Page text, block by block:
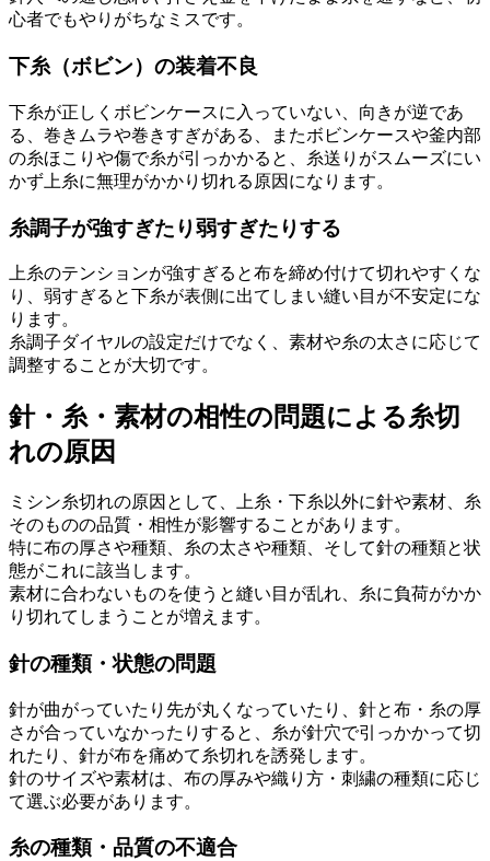
心者でもやりがちなミスです。
下糸（ボビン）の装着不良
下糸が正しくボビンケースに入っていない、向きが逆であ
る、巻きムラや巻きすぎがある、またボビンケースや釜内部
の糸ほこりや傷で糸が引っかかると、糸送りがスムーズにい
かず上糸に無理がかかり切れる原因になります。
糸調子が強すぎたり弱すぎたりする
上糸のテンションが強すぎると布を締め付けて切れやすくな
り、弱すぎると下糸が表側に出てしまい縫い目が不安定にな
ります。
糸調子ダイヤルの設定だけでなく、素材や糸の太さに応じて
調整することが大切です。
針・糸・素材の相性の問題による糸切
れの原因
ミシン糸切れの原因として、上糸・下糸以外に針や素材、糸
そのものの品質・相性が影響することがあります。
特に布の厚さや種類、糸の太さや種類、そして針の種類と状
態がこれに該当します。
素材に合わないものを使うと縫い目が乱れ、糸に負荷がかか
り切れてしまうことが増えます。
針の種類・状態の問題
針が曲がっていたり先が丸くなっていたり、針と布・糸の厚
さが合っていなかったりすると、糸が針穴で引っかかって切
れたり、針が布を痛めて糸切れを誘発します。
針のサイズや素材は、布の厚みや織り方・刺繍の種類に応じ
て選ぶ必要があります。
糸の種類・品質の不適合